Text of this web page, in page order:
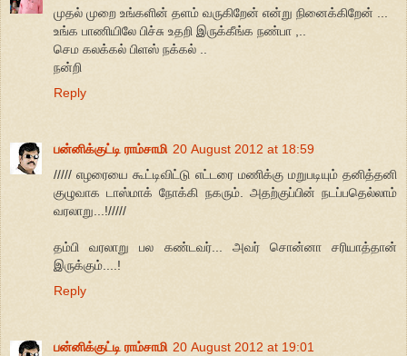
முதல் முறை உங்களின் தளம் வருகிறேன் என்று நினைக்கிறேன் ...
உங்க பாணியிலே பிச்சு உதறி இருக்கீங்க நண்பா ,..
செம கலக்கல் பிளஸ் நக்கல் ..
நன்றி
Reply
பன்னிக்குட்டி ராம்சாமி 20 August 2012 at 18:59
///// எழரையை கூட்டிவிட்டு எட்டரை மணிக்கு மறுபடியும் தனித்தனி
குழுவாக டாஸ்மாக் நோக்கி நகரும். அதற்குப்பின் நடப்பதெல்லாம்
வரலாறு...!/////
தம்பி வரலாறு பல கண்டவர்... அவர் சொன்னா சரியாத்தான்
இருக்கும்....!
Reply
பன்னிக்குட்டி ராம்சாமி 20 August 2012 at 19:01